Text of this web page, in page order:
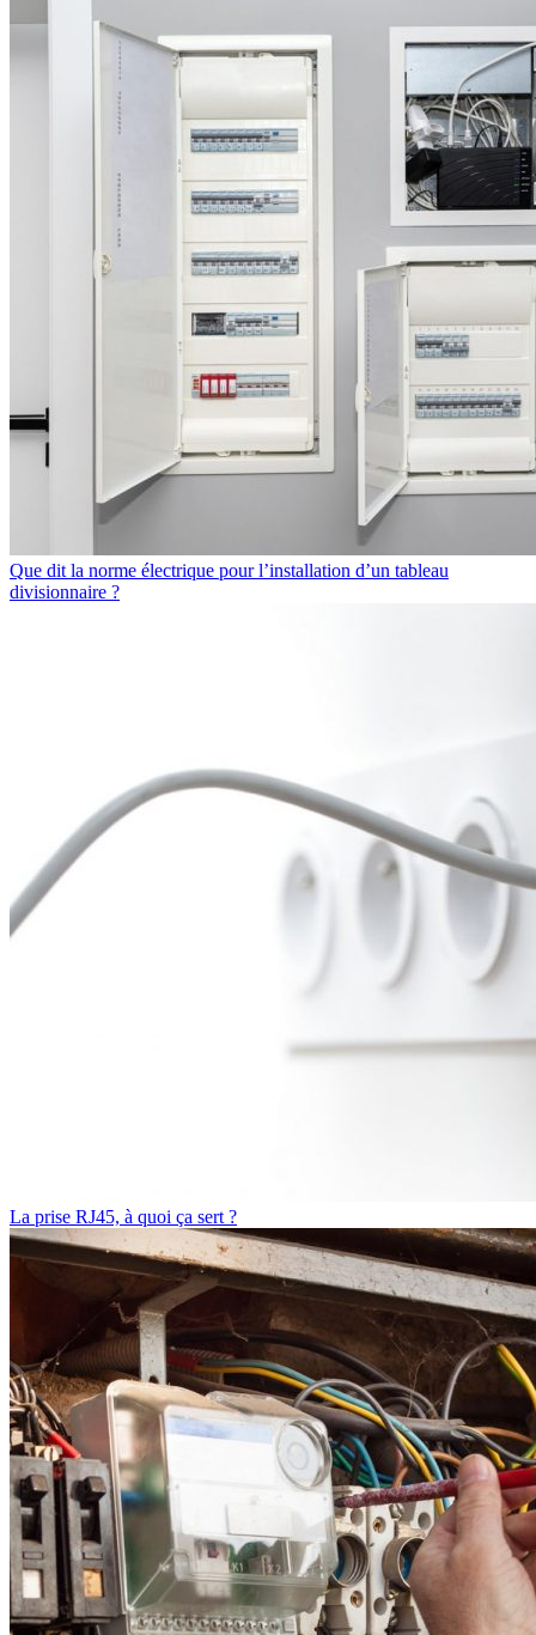
Que dit la norme électrique pour l’installation d’un tableau
divisionnaire ?
La prise RJ45, à quoi ça sert ?